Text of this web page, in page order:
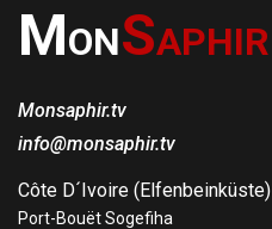
MONSAPHIR
Monsaphir.tv
info@monsaphir.tv
Côte D´Ivoire (Elfenbeinküste)
Port-Bouët Sogefiha